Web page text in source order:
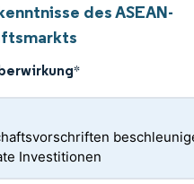
des ASEAN-
*
Investitionen